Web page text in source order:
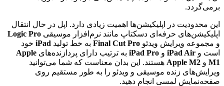
برمی‌گردد.
این محدودیت در اپلیکیشن‌ها اهمیت زیادی دارد. اپل در حال انتقال
اپلیکیشن‌های حرفه‌ای دسکتاپ مانند نرم‌افزار موسیقی Logic Pro
و مجموعه ویرایش ویدئو Final Cut Pro به خط تولید iPad خود
است و iPad Air و iPad Pro به ترتیب دارای پردازنده‌های Apple
M1 و Apple M2 هستند. این بدان معناست که شما می‌توانید
ویرایش‌های زنده موسیقی و ویدئو را به طور مستقیم روی
صفحه‌نمایش لمسی انجام دهید.